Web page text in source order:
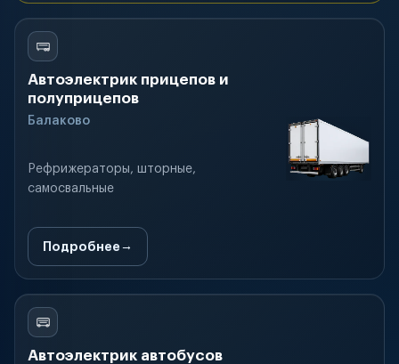
Автоэлектрик прицепов и
полуприцепов
Балаково
Рефрижераторы, шторные,
самосвальные
Подробнее
Автоэлектрик автобусов